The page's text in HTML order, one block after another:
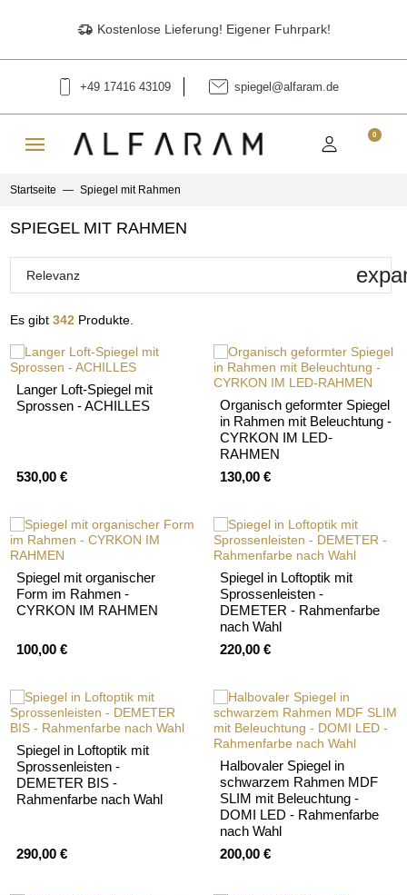
delivery_truck_speed Kostenlose Lieferung! Eigener Fuhrpark!
+49 17416 43109 spiegel@alfaram.de
menu 0
Startseite Spiegel mit Rahmen
SPIEGEL MIT RAHMEN
Es gibt 342 Produkte.
Relevanz
Langer Loft-Spiegel mit
Sprossen - ACHILLES
530,00 €
Organisch geformter Spiegel
in Rahmen mit Beleuchtung -
CYRKON IM LED-
RAHMEN
130,00 €
Spiegel mit organischer
Form im Rahmen -
CYRKON IM RAHMEN
100,00 €
Spiegel in Loftoptik mit
Sprossenleisten -
DEMETER - Rahmenfarbe
nach Wahl
220,00 €
Spiegel in Loftoptik mit
Sprossenleisten -
DEMETER BIS -
Rahmenfarbe nach Wahl
290,00 €
Halbovaler Spiegel in
schwarzem Rahmen MDF
SLIM mit Beleuchtung -
DOMI LED - Rahmenfarbe
nach Wahl
200,00 €